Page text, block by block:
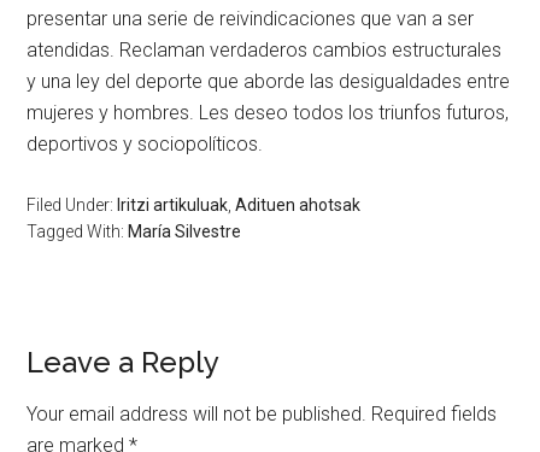
presentar una serie de reivindicaciones que van a ser
atendidas. Reclaman verdaderos cambios estructurales
y una ley del deporte que aborde las desigualdades entre
mujeres y hombres. Les deseo todos los triunfos futuros,
deportivos y sociopolíticos.
Filed Under: Iritzi artikuluak ,Adituen ahotsak
Tagged With: María Silvestre
Leave a Reply
Your email address will not be published. Required fields
are marked*